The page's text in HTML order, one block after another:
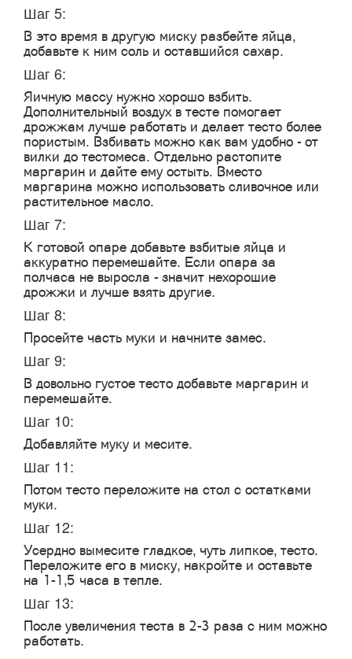
Шаг 5:
В это время в другую миску разбейте яйца,
добавьте к ним соль и оставшийся сахар.
Шаг 6:
Яичную массу нужно хорошо взбить.
Дополнительный воздух в тесте помогает
дрожжам лучше работать и делает тесто более
пористым. Взбивать можно как вам удобно - от
вилки до тестомеса. Отдельно растопите
маргарин и дайте ему остыть. Вместо
маргарина можно использовать сливочное или
растительное масло.
Шаг 7:
К готовой опаре добавьте взбитые яйца и
аккуратно перемешайте. Если опара за
полчаса не выросла - значит нехорошие
дрожжи и лучше взять другие.
Шаг 8:
Просейте часть муки и начните замес.
Шаг 9:
В довольно густое тесто добавьте маргарин и
перемешайте.
Шаг 10:
Добавляйте муку и месите.
Шаг 11:
Потом тесто переложите на стол с остатками
муки.
Шаг 12:
Усердно вымесите гладкое, чуть липкое, тесто.
Переложите его в миску, накройте и оставьте
на 1-1,5 часа в тепле.
Шаг 13:
После увеличения теста в 2-3 раза с ним можно
работать.